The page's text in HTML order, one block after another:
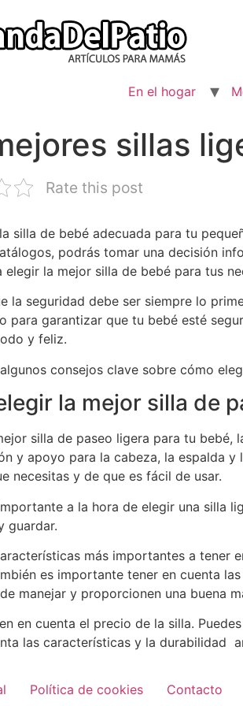
En el hogar
sillas
Rate this post
silla de bebé adecuada para tu
podrás tomar una decisión
la mejor silla de bebé para tus
la seguridad debe ser siempre lo
para garantizar que tu bebé esté
y feliz.
consejos clave sobre cómo
la mejor silla de
silla de paseo ligera para tu bebé,
y apoyo para la cabeza, la espalda
necesitas y de que es fácil de usar.
a la hora de elegir una silla
guardar.
más importantes a tener
es importante tener en cuenta
manejar y proporcionen una buena
en cuenta el precio de la silla.
las características y la durabilidad
Política de cookies Contacto